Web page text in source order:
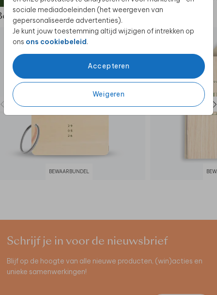
sociale mediadoeleinden (het weergeven van
gepersonaliseerde advertenties).
Je kunt jouw toestemming altijd wijzigen of intrekken op
ons ons cookiebeleid.
Accepteren
Weigeren
de complete set
BEWAARBUNDEL
Schrijf je in voor de nieuwsbrief
Blijf op de hoogte van alle nieuwe producten, (win)acties en
unieke samenwerkingen!